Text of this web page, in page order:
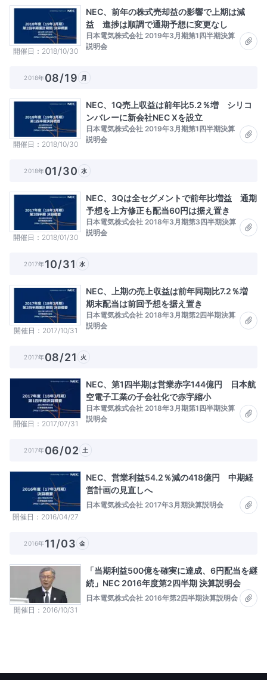
開催日 2018/10/30
NEC、前年の株式売却益の影響で上期は減
益 進捗は順調で通期予想に変更なし
日本電気株式会社 2019年3月期第1四半期決算
説明会
2018年08/19 月
開催日 2018/10/30
NEC、1Q売上収益は前年比5.2％増 シリコ
ンバレーに新会社NEC Xを設立
日本電気株式会社 2019年3月期第1四半期決算
説明会
2018年01/30 水
開催日 2018/01/30
NEC、3Qは全セグメントで前年比増益 通期
予想を上方修正も配当60円は据え置き
日本電気株式会社 2018年3月期第3四半期決算
説明会
2017年10/31 水
開催日 2017/10/31
NEC、上期の売上収益は前年同期比7.2％増
期末配当は前回予想を据え置き
日本電気株式会社 2018年3月期第2四半期決算
説明会
2017年08/21 火
開催日 2017/07/31
NEC、第1四半期は営業赤字144億円 日本航
空電子工業の子会社化で赤字縮小
日本電気株式会社 2018年3月期第1四半期決算
説明会
2017年06/02 土
開催日 2016/04/27
NEC、営業利益54.2％減の418億円 中期経
営計画の見直しへ
日本電気株式会社 2017年3月期決算説明会
2016年11/03 金
開催日 2016/10/31
「当期利益500億を確実に達成、6円配当を継
続」NEC 2016年度第2四半期 決算説明会
日本電気株式会社 2016年第2四半期決算説明会